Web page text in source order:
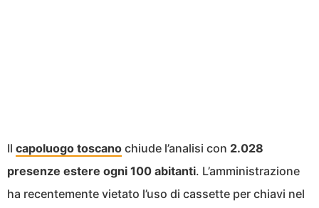
Il capoluogo toscano chiude l’analisi con 2.028
presenze estere ogni 100 abitanti. L’amministrazione
ha recentemente vietato l’uso di cassette per chiavi nel